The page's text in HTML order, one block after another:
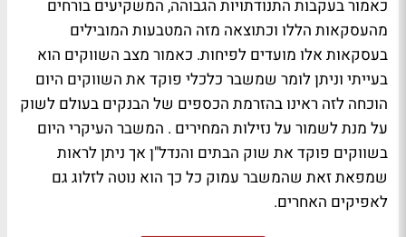
כאמור בעקבות התנודתויות הגבוהה, המשקיעים בורחים
מהעסקאות הללו וכתוצאה מזה המטבעות המובילים
בעסקאות אלו מועדים לפיחות. כאמור מצב השווקים הוא
בעייתי וניתן לומר שמשבר כלכלי פוקד את השווקים היום
הוכחה לזה ראינו בהזרמת הכספים של הבנקים בעולם לשוק
על מנת לשמור על נזילות המחירים . המשבר העיקרי היום
בשווקים פוקד את שוק הבתים והנדל"ן אך ניתן לראות
שמפאת זאת שהמשבר עמוק כל כך הוא נוטה לזלוג גם
לאפיקים האחרים.